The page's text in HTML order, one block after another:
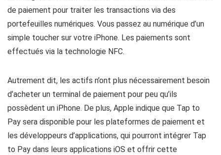
de paiement pour traiter les transactions via des
portefeuilles numériques. Vous passez au numérique d’un
simple toucher sur votre iPhone. Les paiements sont
effectués via la technologie NFC.
Autrement dit, les actifs n’ont plus nécessairement besoin
d’acheter un terminal de paiement pour peu qu’ils
possèdent un iPhone. De plus, Apple indique que Tap to
Pay sera disponible pour les plateformes de paiement et
les développeurs d’applications, qui pourront intégrer Tap
to Pay dans leurs applications iOS et offrir cette